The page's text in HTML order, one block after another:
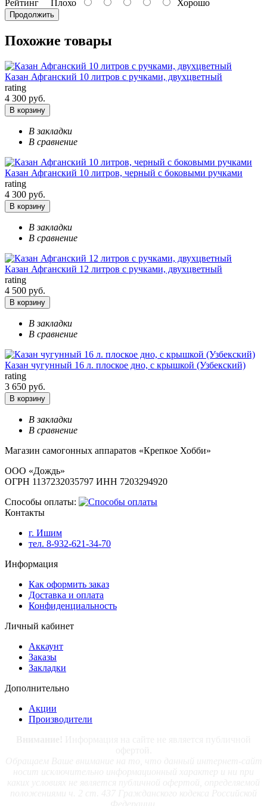
Рейтинг Плохо Хорошо
Продолжить
Похожие товары
Казан Афганский 10 литров с ручками, двухцветный
rating
4 300 руб.
В корзину
В закладки
В сравнение
Казан Афганский 10 литров, черный с боковыми ручками
rating
4 300 руб.
В корзину
В закладки
В сравнение
Казан Афганский 12 литров с ручками, двухцветный
rating
4 500 руб.
В корзину
В закладки
В сравнение
Казан чугунный 16 л. плоское дно, с крышкой (Узбекский)
rating
3 650 руб.
В корзину
В закладки
В сравнение
Магазин самогонных аппаратов «Крепкое Хобби»
ООО «Дождь»
ОГРН 1137232035797 ИНН 7203294920
Способы оплаты:
Контакты
г. Ишим
тел. 8-932-621-34-70
Информация
Как оформить заказ
Доставка и оплата
Конфиденциальность
Личный кабинет
Аккаунт
Заказы
Закладки
Дополнительно
Акции
Производители